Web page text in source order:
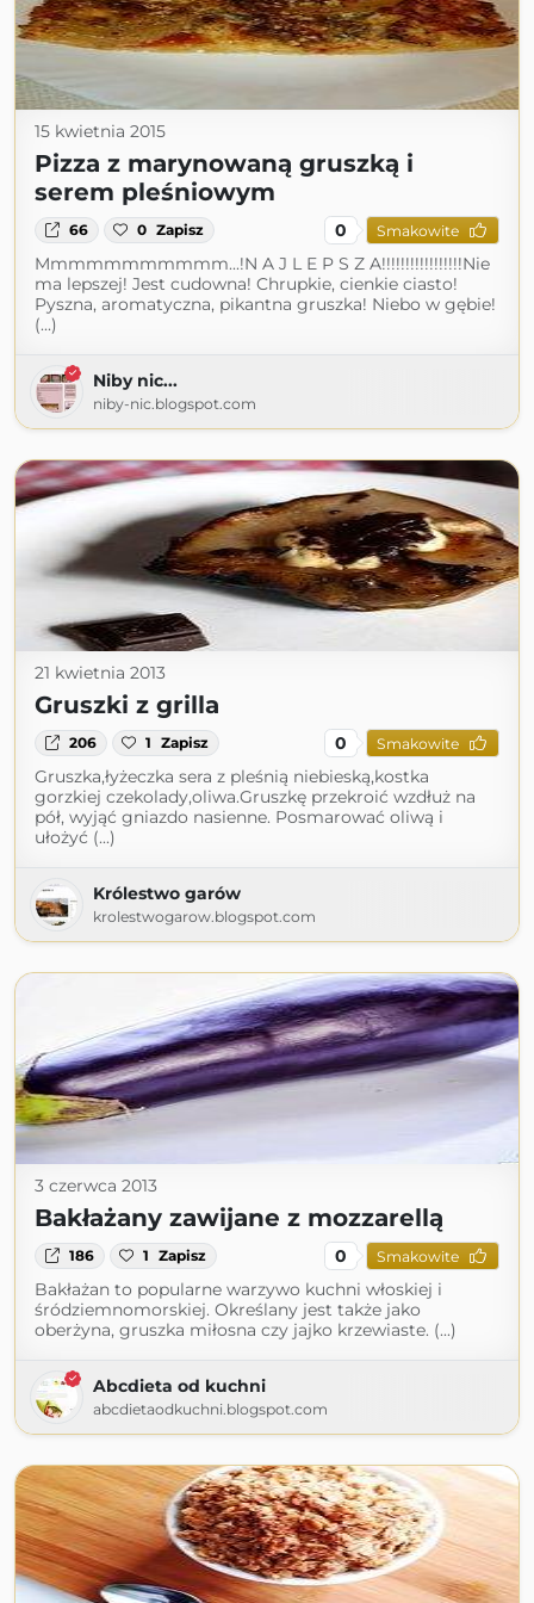
15 kwietnia 2015
Pizza z marynowaną gruszką i
serem pleśniowym
66 0 Zapisz 0 Smakowite
Mmmmmmmmmmm...!N A J L E P S Z A!!!!!!!!!!!!!!!!!Nie
ma lepszej! Jest cudowna! Chrupkie, cienkie ciasto!
Pyszna, aromatyczna, pikantna gruszka! Niebo w gębie!
(...)
Niby nic...
niby-nic.blogspot.com
21 kwietnia 2013
Gruszki z grilla
206 1 Zapisz 0 Smakowite
Gruszka,łyżeczka sera z pleśnią niebieską,kostka
gorzkiej czekolady,oliwa.Gruszkę przekroić wzdłuż na
pół, wyjąć gniazdo nasienne. Posmarować oliwą i
ułożyć (...)
Królestwo garów
krolestwogarow.blogspot.com
3 czerwca 2013
Bakłażany zawijane z mozzarellą
186 1 Zapisz 0 Smakowite
Bakłażan to popularne warzywo kuchni włoskiej i
śródziemnomorskiej. Określany jest także jako
oberżyna, gruszka miłosna czy jajko krzewiaste. (...)
Abcdieta od kuchni
abcdietaodkuchni.blogspot.com